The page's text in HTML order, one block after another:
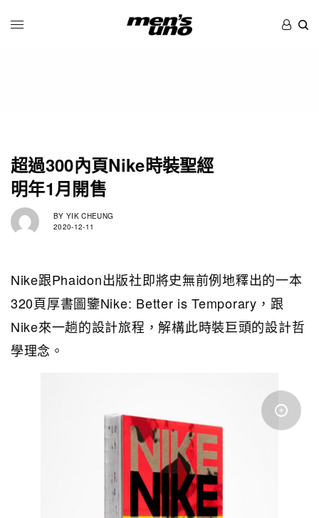
超過300內頁Nike時裝聖經
明年1月開售
BY YIK CHEUNG
2020-12-11
Nike跟Phaidon出版社即將史無前例地釋出的一本
320頁厚書圖鑒Nike: Better is Temporary，跟
Nike來一趟的設計旅程，解構此時裝巨頭的設計哲
學理念。